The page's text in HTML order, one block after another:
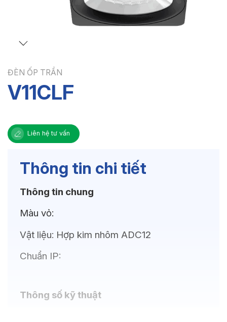
ĐÈN ỐP TRẦN
V11CLF
Liên hệ tư vấn
Thông tin chi tiết
Thông tin chung
Màu vỏ:
Vật liệu: Hợp kim nhôm ADC12
Chuẩn IP:
Thông số kỹ thuật